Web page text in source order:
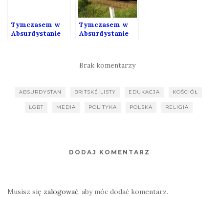
Tymczasem w
Absurdystanie
Tymczasem w
Absurdystanie
Brak komentarzy
ABSURDYSTAN BRITSKÉ LISTY EDUKACJA KOŚCIÓŁ
LGBT MEDIA POLITYKA POLSKA RELIGIA
DODAJ KOMENTARZ
Musisz się zalogować, aby móc dodać komentarz.